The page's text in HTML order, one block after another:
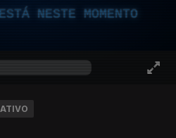
NESTE MOMENTO